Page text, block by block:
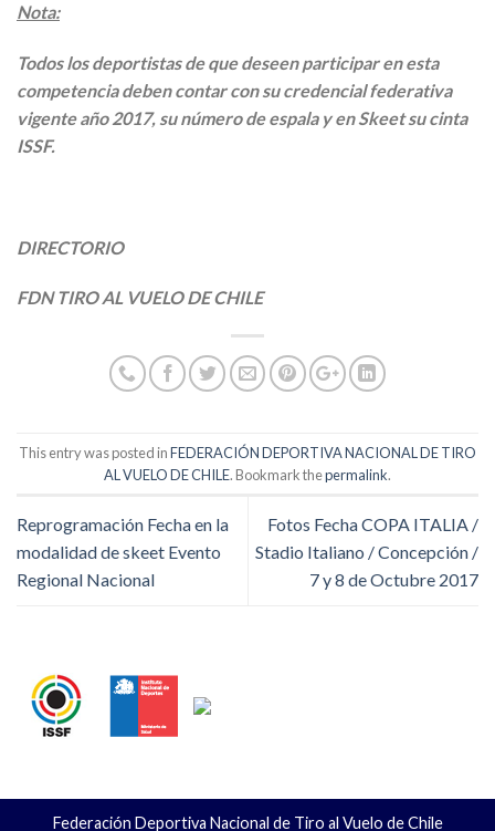
Nota:
Todos los deportistas de que deseen participar en esta
competencia deben contar con su credencial federativa
vigente año 2017, su número de espala y en Skeet su cinta
ISSF.
DIRECTORIO
FDN TIRO AL VUELO DE CHILE
This entry was posted inFEDERACIÓN DEPORTIVA NACIONAL DE TIRO
AL VUELO DE CHILE. Bookmark thepermalink.
Reprogramación Fecha en la
modalidad de skeet Evento
Regional Nacional
Fotos Fecha COPA ITALIA /
Stadio Italiano / Concepción /
7 y 8 de Octubre 2017
Federación Deportiva Nacional de Tiro al Vuelo de Chile